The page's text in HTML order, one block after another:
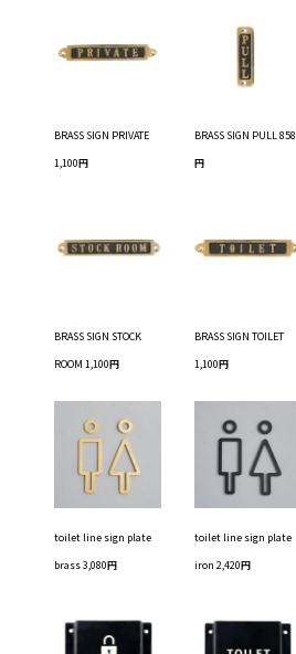
BRASS SIGN PRIVATE
1,100円
BRASS SIGN PULL 858
円
BRASS SIGN STOCK
ROOM 1,100円
BRASS SIGN TOILET
1,100円
toilet line sign plate
brass 3,080円
toilet line sign plate
iron 2,420円